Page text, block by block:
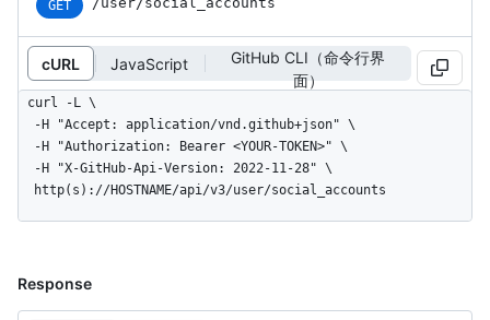
GET
cURL JavaScript
GitHub CLI（命令行界
面）
curl -L \
  http(s)://HOSTNAME/api/v3/user/social_accounts
Response